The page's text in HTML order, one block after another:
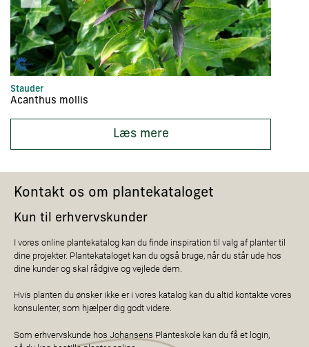
Stauder
Acanthus mollis
Læs mere
Kontakt os om plantekataloget
Kun til erhvervskunder
I vores online plantekatalog kan du finde inspiration til valg af planter til
dine projekter. Plantekataloget kan du også bruge, når du står ude hos
dine kunder og skal rådgive og vejlede dem.
Hvis planten du ønsker ikke er i vores katalog kan du altid kontakte vores
konsulenter, som hjælper dig godt videre.
Som erhvervskunde hos Johansens Planteskole kan du få et login,